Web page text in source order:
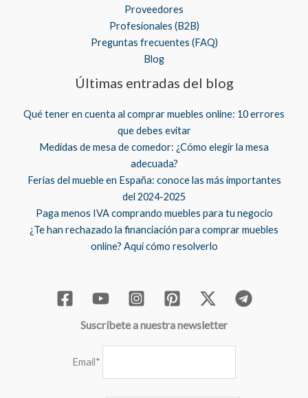
Proveedores
Profesionales (B2B)
Preguntas frecuentes (FAQ)
Blog
Últimas entradas del blog
Qué tener en cuenta al comprar muebles online: 10 errores
que debes evitar
Medidas de mesa de comedor: ¿Cómo elegir la mesa
adecuada?
Ferias del mueble en España: conoce las más importantes
del 2024-2025
Paga menos IVA comprando muebles para tu negocio
¿Te han rechazado la financiación para comprar muebles
online? Aquí cómo resolverlo
Suscríbete a nuestra newsletter
Email*